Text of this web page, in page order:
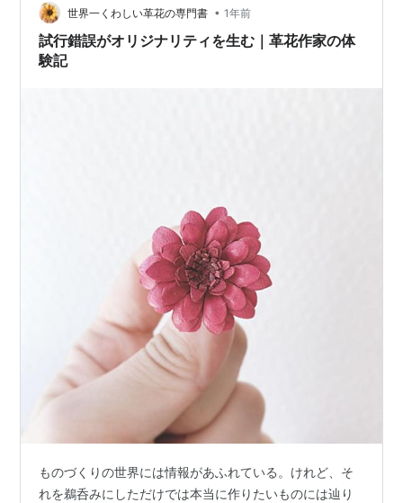
らなくなっていた。 そのモヤモヤの正体が分からなく
て、行政の力も借りたけれど、それは一時的な安心…
世界一くわしい革花の専門書 • 1年前
試行錯誤がオリジナリティを生む｜革花作家の体
験記
ものづくりの世界には情報があふれている。けれど、そ
れを鵜呑みにしただけでは本当に作りたいものには辿り